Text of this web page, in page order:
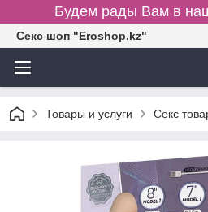
Будем рады Вам в
Секс шоп "Eroshop.kz"
Товары и услуги Секс